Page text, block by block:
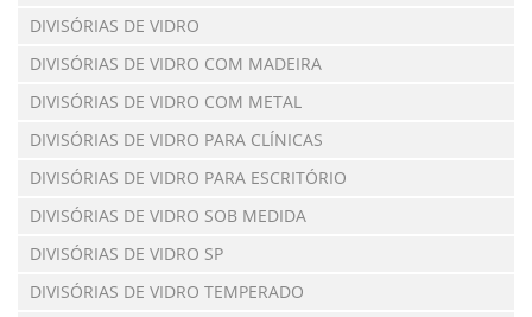
DIVISÓRIAS DE VIDRO
DIVISÓRIAS DE VIDRO COM MADEIRA
DIVISÓRIAS DE VIDRO COM METAL
DIVISÓRIAS DE VIDRO PARA CLÍNICAS
DIVISÓRIAS DE VIDRO PARA ESCRITÓRIO
DIVISÓRIAS DE VIDRO SOB MEDIDA
DIVISÓRIAS DE VIDRO SP
DIVISÓRIAS DE VIDRO TEMPERADO